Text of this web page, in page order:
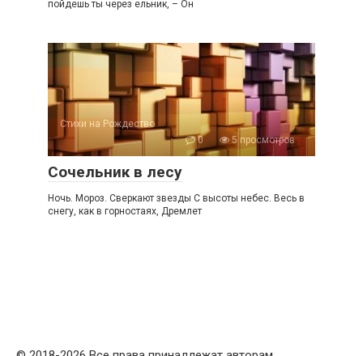
пойдешь ты через ельник, – Он
Стихи на Рождество
0
5 просмотров
Сочельник в лесу
Ночь. Мороз. Сверкают звезды С высоты небес. Весь в
снегу, как в горностаях, Дремлет